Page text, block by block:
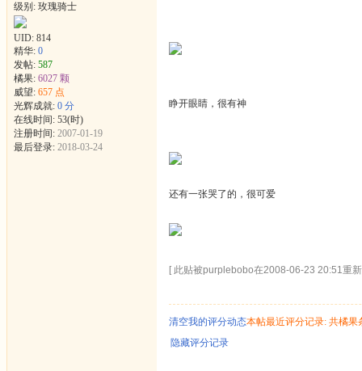
级别: 玫瑰骑士
UID: 814
精华: 0
发帖: 587
橘果: 6027 颗
威望: 657 点
光辉成就: 0 分
在线时间: 53(时)
注册时间: 2007-01-19
最后登录: 2018-03-24
睁开眼睛，很有神
还有一张哭了的，很可爱
[ 此贴被purplebobo在2008-06-23 20:51重
清空我的评分动态本帖最近评分记录: 共橘果
隐藏评分记录